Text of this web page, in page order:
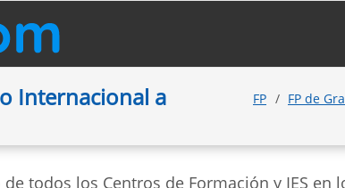
Internacional a FP FP de
de todos los Centros de Formación y IES en